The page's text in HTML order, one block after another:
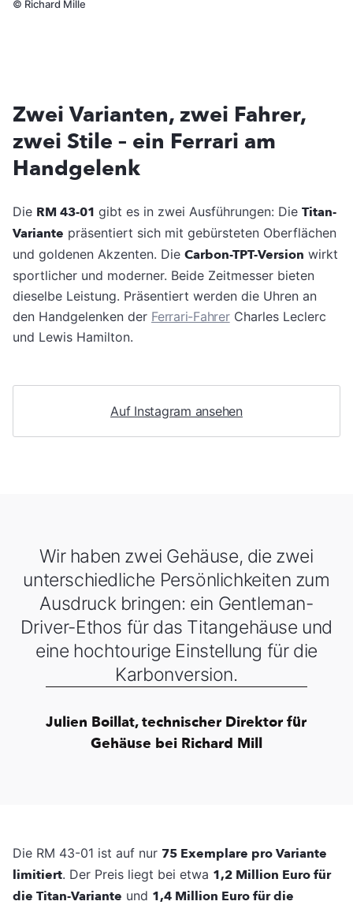
© Richard Mille
Zwei Varianten, zwei Fahrer,
zwei Stile – ein Ferrari am
Handgelenk
Die RM 43-01 gibt es in zwei Ausführungen: Die Titan-
Variante präsentiert sich mit gebürsteten Oberflächen
und goldenen Akzenten. Die Carbon-TPT-Version wirkt
sportlicher und moderner. Beide Zeitmesser bieten
dieselbe Leistung. Präsentiert werden die Uhren an
den Handgelenken der Ferrari-FahrerCharles Leclerc
und Lewis Hamilton.
Auf Instagram ansehen
Wir haben zwei Gehäuse, die zwei
unterschiedliche Persönlichkeiten zum
Ausdruck bringen: ein Gentleman-
Driver-Ethos für das Titangehäuse und
eine hochtourige Einstellung für die
Karbonversion.
Julien Boillat, technischer Direktor für
Gehäuse bei Richard Mill
Die RM 43-01 ist auf nur 75 Exemplare pro Variante
limitiert. Der Preis liegt bei etwa 1,2 Million Euro für
die Titan-Variante und 1,4 Million Euro für die